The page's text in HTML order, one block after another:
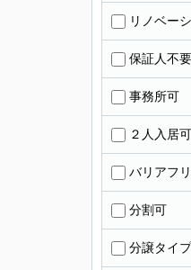
リノベー
保証人不要
事務所可
２人入居可
バリアフ
分割可
分譲タイプ